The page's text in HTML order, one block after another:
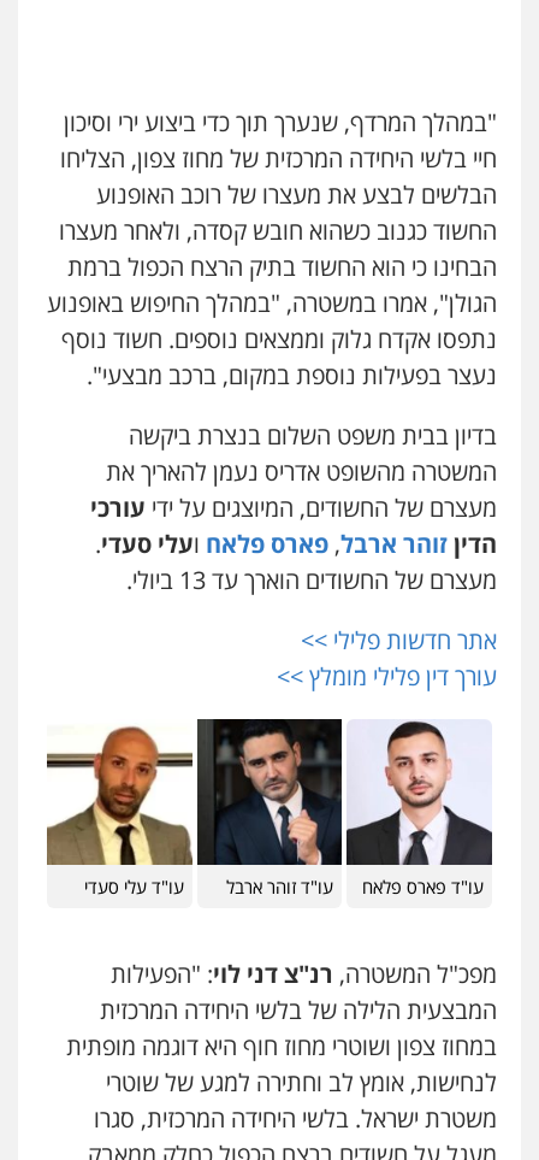
"במהלך המרדף, שנערך תוך כדי ביצוע ירי וסיכון
חיי בלשי היחידה המרכזית של מחוז צפון, הצליחו
הבלשים לבצע את מעצרו של רוכב האופנוע
החשוד כגנוב כשהוא חובש קסדה, ולאחר מעצרו
הבחינו כי הוא החשוד בתיק הרצח הכפול ברמת
הגולן", אמרו במשטרה, "במהלך החיפוש באופנוע
נתפסו אקדח גלוק וממצאים נוספים. חשוד נוסף
נעצר בפעילות נוספת במקום, ברכב מבצעי".
בדיון בבית משפט השלום בנצרת ביקשה
המשטרה מהשופט אדריס נעמן להאריך את
מעצרם של החשודים, המיוצגים על ידי עורכי
הדיןזוהר ארבל, פארס פלאח ועלי סעדי.
מעצרם של החשודים הוארך עד 13 ביולי.
אתר חדשות פלילי >>
עורך דין פלילי מומלץ >>
עו"ד פארס פלאח עו"ד זוהר ארבל עו"ד עלי סעדי
מפכ"ל המשטרה, רנ"צ דני לוי: "הפעילות
המבצעית הלילה של בלשי היחידה המרכזית
במחוז צפון ושוטרי מחוז חוף היא דוגמה מופתית
לנחישות, אומץ לב וחתירה למגע של שוטרי
משטרת ישראל. בלשי היחידה המרכזית, סגרו
שני אלגרבלי – משרד עורכי דין
פלילי עורכי דין לענייני אסירים תעבורה
0507120031
עו"ד אייל אביטל
0544712201
עו"ד רונן בנדל
משפט פלילי פשיעה חמורה פלילי
0524282442
כבריאן, מזר – משרד עורכי דין
פלילי מעצרים וחקירות
0543986802
מנשה, אלמוג – עורכי דין
פלילי עבירות תנועה צווארון לבן תעבורה
עורכי דין לענייני אסירים מעצרים וחקירות
0546470989
סמים עבירות מין
0523647066
ויקי שמואל – משרד עו"ד
פלילי
0528959600